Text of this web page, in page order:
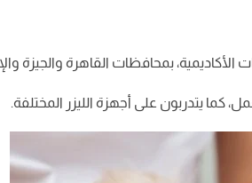
بمحافظات القاهرة والجيزة
كما يتدربون على أجهزة الليزر المختلفة.